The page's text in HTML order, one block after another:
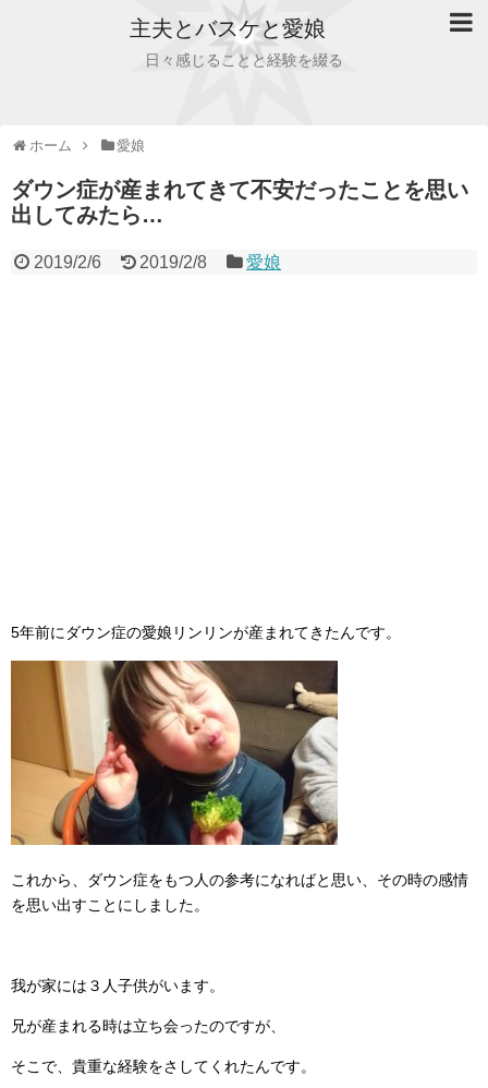
主夫とバスケと愛娘
日々感じることと経験を綴る
ホーム 愛娘
ダウン症が産まれてきて不安だったことを思い
出してみたら…
2019/2/6 2019/2/8 愛娘
5年前にダウン症の愛娘リンリンが産まれてきたんです。
これから、ダウン症をもつ人の参考になればと思い、その時の感情
を思い出すことにしました。
我が家には３人子供がいます。
兄が産まれる時は立ち会ったのですが、
そこで、貴重な経験をさしてくれたんです。